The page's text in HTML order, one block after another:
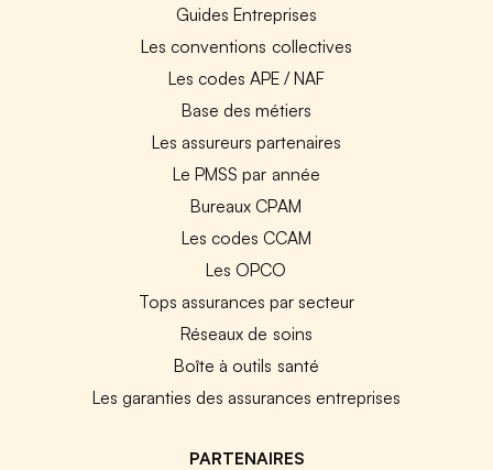
Guides Entreprises
Les conventions collectives
Les codes APE / NAF
Base des métiers
Les assureurs partenaires
Le PMSS par année
Bureaux CPAM
Les codes CCAM
Les OPCO
Tops assurances par secteur
Réseaux de soins
Boîte à outils santé
Les garanties des assurances entreprises
PARTENAIRES